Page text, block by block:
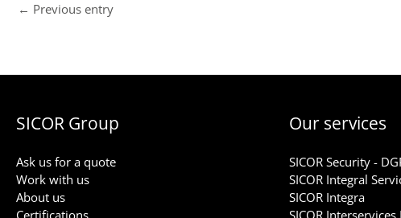
← Previous entry
SICOR Group
Ask us for a quote
Work with us
About us
Our services
SICOR Security -
SICOR Integral
SICOR Integra